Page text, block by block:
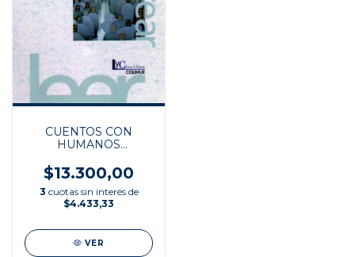
CUENTOS CON
HUMANOS
ROBOTS
$13.300,00
3 cuotas sin interés de
$4.433,33
VER